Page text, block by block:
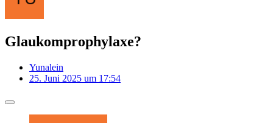
Glaukomprophylaxe?
Yunalein
25. Juni 2025 um 17:54